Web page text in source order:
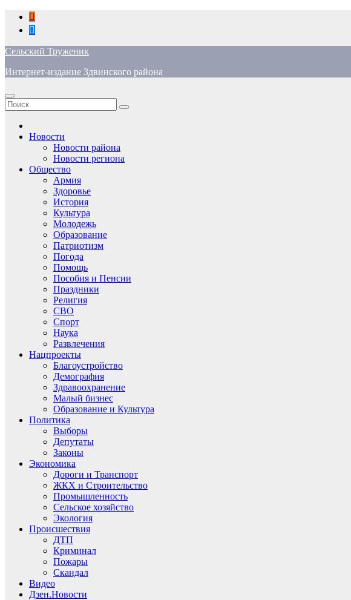
Перейти
содержимому
Сельский Труженик
Интернет-издание Здвинского района
Новости
Новости района
Новости региона
Общество
Армия
Здоровье
История
Культура
Молодежь
Образование
Патриотизм
Погода
Помощь
Пособия и Пенсии
Праздники
Религия
СВО
Спорт
Наука
Развлечения
Нацпроекты
Благоустройство
Демография
Здравоохранение
Малый бизнес
Образование и Культура
Политика
Выборы
Депутаты
Законы
Экономика
Дороги и Транспорт
ЖКХ и Строительство
Промышленность
Сельское хозяйство
Экология
Происшествия
ДТП
Криминал
Пожары
Скандал
Видео
Дзен.Новости